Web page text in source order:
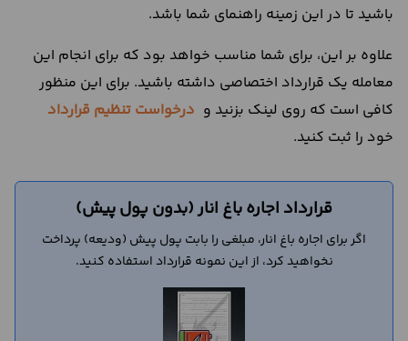
باشید تا در این زمینه راهنمای شما باشد.
علاوه بر این، برای شما مناسب خواهد بود که برای انجام این
معامله یک قرارداد اختصاصی داشته باشید. برای این منظور
کافی است که روی لینک بزنید و درخواست تنظیم قرارداد
خود را ثبت کنید.
قرارداد اجاره باغ انار (بدون پول پیش)
اگر برای اجاره باغ انار، مبلغی را بابت پول پیش (ودیعه) پرداخت
نخواهید کرد، از این نمونه قرارداد استفاده کنید.